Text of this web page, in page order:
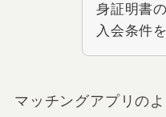
身証明書
入会条件
マッチングアプリの